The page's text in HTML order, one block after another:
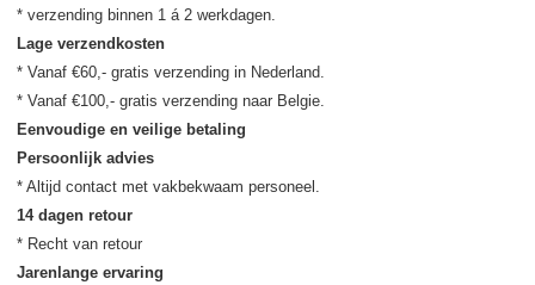
Lage verzendkosten
* Vanaf €60,- gratis verzending in Nederland.
Eenvoudige en veilige betaling
Persoonlijk advies
14 dagen retour
Jarenlange ervaring